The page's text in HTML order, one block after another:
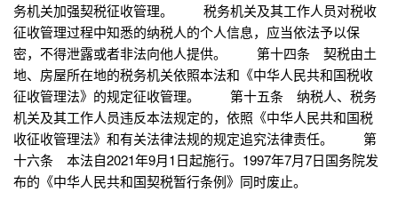
务机关加强契税征收管理。 税务机关及其工作人员对税收
征收管理过程中知悉的纳税人的个人信息，应当依法予以保
密，不得泄露或者非法向他人提供。 第十四条 契税由土
地、房屋所在地的税务机关依照本法和《中华人民共和国税收
征收管理法》的规定征收管理。 第十五条 纳税人、税务
机关及其工作人员违反本法规定的，依照《中华人民共和国税
收征收管理法》和有关法律法规的规定追究法律责任。 第
十六条 本法自2021年9月1日起施行。1997年7月7日国务院发
布的《中华人民共和国契税暂行条例》同时废止。